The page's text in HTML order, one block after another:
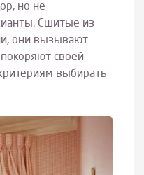
но не
Сшитые из
они вызывают
своей
выбирать